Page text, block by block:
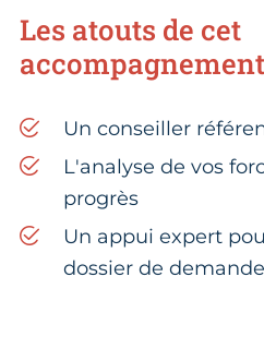
Les atouts de cet
accompagnement
Un conseiller
L'analyse de vos
progrès
Un appui expert
dossier de